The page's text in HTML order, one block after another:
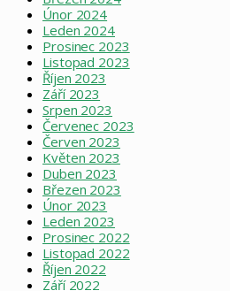
Únor 2024
Leden 2024
Prosinec 2023
Listopad 2023
Říjen 2023
Září 2023
Srpen 2023
Červenec 2023
Červen 2023
Květen 2023
Duben 2023
Březen 2023
Únor 2023
Leden 2023
Prosinec 2022
Listopad 2022
Říjen 2022
Září 2022